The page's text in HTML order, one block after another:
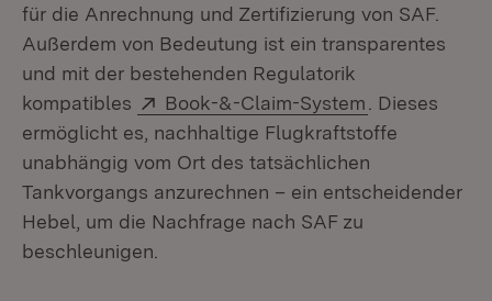
für die Anrechnung und Zertifizierung von SAF.
Außerdem von Bedeutung ist ein transparentes
und mit der bestehenden Regulatorik
kompatibles
Extern:
Book-&-Claim-System (Öffnet in
. Dieses
ermöglicht es, nachhaltige Flugkraftstoffe
unabhängig vom Ort des tatsächlichen
Tankvorgangs anzurechnen – ein entscheidender
Hebel, um die Nachfrage nach SAF zu
beschleunigen.